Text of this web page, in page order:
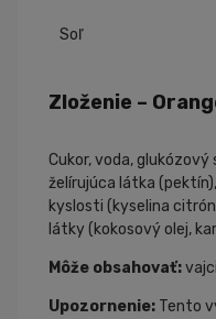
Soľ
Zloženie –
Cukor, voda,
želírujúca látka
kyslosti (kyselina
látky (kokosový olej,
Môže obsahovať:
Upozornenie: Tento